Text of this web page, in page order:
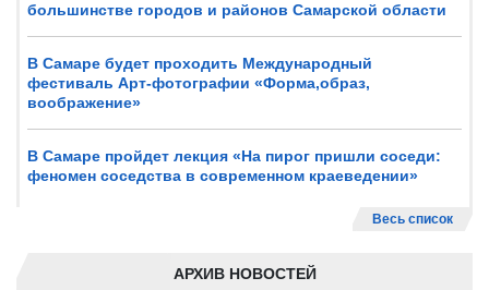
большинстве городов и районов Самарской области
В Самаре будет проходить Международный
фестиваль Арт-фотографии «Форма,образ,
воображение»
В Самаре пройдет лекция «На пирог пришли соседи:
феномен соседства в современном краеведении»
Весь список
АРХИВ НОВОСТЕЙ